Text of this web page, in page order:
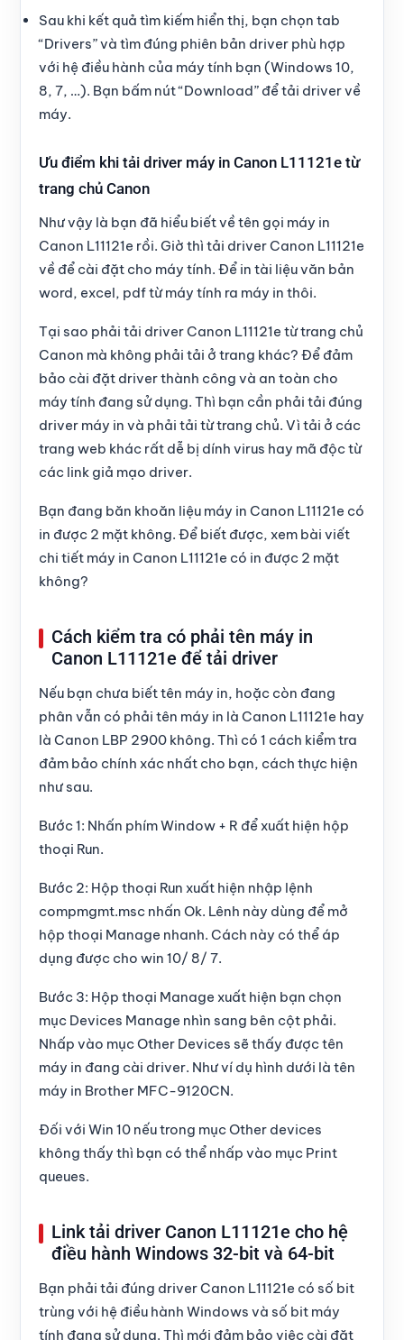
Sau khi kết quả tìm kiếm hiển thị, bạn chọn tab
“Drivers” và tìm đúng phiên bản driver phù hợp
với hệ điều hành của máy tính bạn (Windows 10,
8, 7, …). Bạn bấm nút “Download” để tải driver về
máy.
Ưu điểm khi tải driver máy in Canon L11121e từ
trang chủ Canon
Như vậy là bạn đã hiểu biết về tên gọi máy in
Canon L11121e rồi. Giờ thì tải driver Canon L11121e
về để cài đặt cho máy tính. Để in tài liệu văn bản
word, excel, pdf từ máy tính ra máy in thôi.
Tại sao phải tải driver Canon L11121e từ trang chủ
Canon mà không phải tải ở trang khác? Để đảm
bảo cài đặt driver thành công và an toàn cho
máy tính đang sử dụng. Thì bạn cần phải tải đúng
driver máy in và phải tải từ trang chủ. Vì tải ở các
trang web khác rất dễ bị dính virus hay mã độc từ
các link giả mạo driver.
Bạn đang băn khoăn liệu máy in Canon L11121e có
in được 2 mặt không. Để biết được, xem bài viết
chi tiết máy in Canon L11121e có in được 2 mặt
không?
Cách kiểm tra có phải tên máy in
Canon L11121e để tải driver
Nếu bạn chưa biếttên máy in, hoặc còn đang
phân vẫn có phải tên máy in là Canon L11121e hay
là Canon LBP 2900 không. Thì có 1 cách kiểm tra
đảm bảo chính xác nhất cho bạn, cách thực hiện
như sau.
Bước 1: Nhấn phímWindow + R để xuất hiện hộp
thoại Run.
Bước 2: Hộp thoại Run xuất hiện nhập lệnh
compmgmt.msc nhấn Ok. Lênh này dùng để mở
hộp thoại Manage nhanh. Cách này có thể áp
dụng được cho win 10/ 8/ 7.
Bước 3: Hộp thoại Manage xuất hiện bạn chọn
mục Devices Manage nhìn sang bên cột phải.
Nhấp vào mụcOther Devices sẽ thấy được tên
máy in đang cài driver. Như ví dụ hình dưới là tên
máy in Brother MFC-9120CN.
Đối với Win 10 nếu trong mụcOther devices
không thấy thì bạn có thể nhấp vào mục Print
queues.
Link tải driver Canon L11121e cho hệ
điều hành Windows 32-bit và 64-bit
Bạn phải tải đúng driver Canon L11121e có số bit
trùng với hệ điều hành Windows và số bit máy
tính đang sử dụng. Thì mới đảm bảo việc cài đặt